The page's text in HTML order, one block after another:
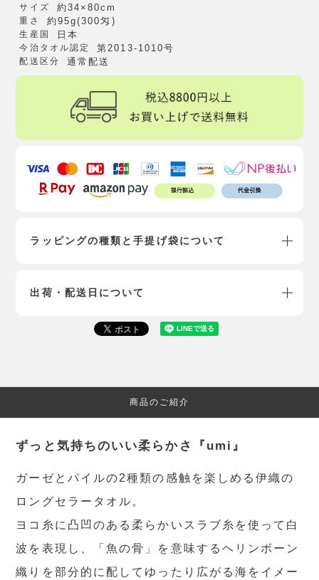
サイズ 約34×80cm
重さ 約95g(300匁)
生産国 日本
今治タオル認定 第2013-1010号
配送区分 通常配送
ラッピングの種類と手提げ袋について
出荷・配送日について
商品のご紹介
ずっと気持ちのいい柔らかさ『umi』
ガーゼとパイルの2種類の感触を楽しめる伊織の
ロングセラータオル。
ヨコ糸に凸凹のある柔らかいスラブ糸を使って白
波を表現し、「魚の骨」を意味するヘリンボーン
織りを部分的に配してゆったり広がる海をイメー